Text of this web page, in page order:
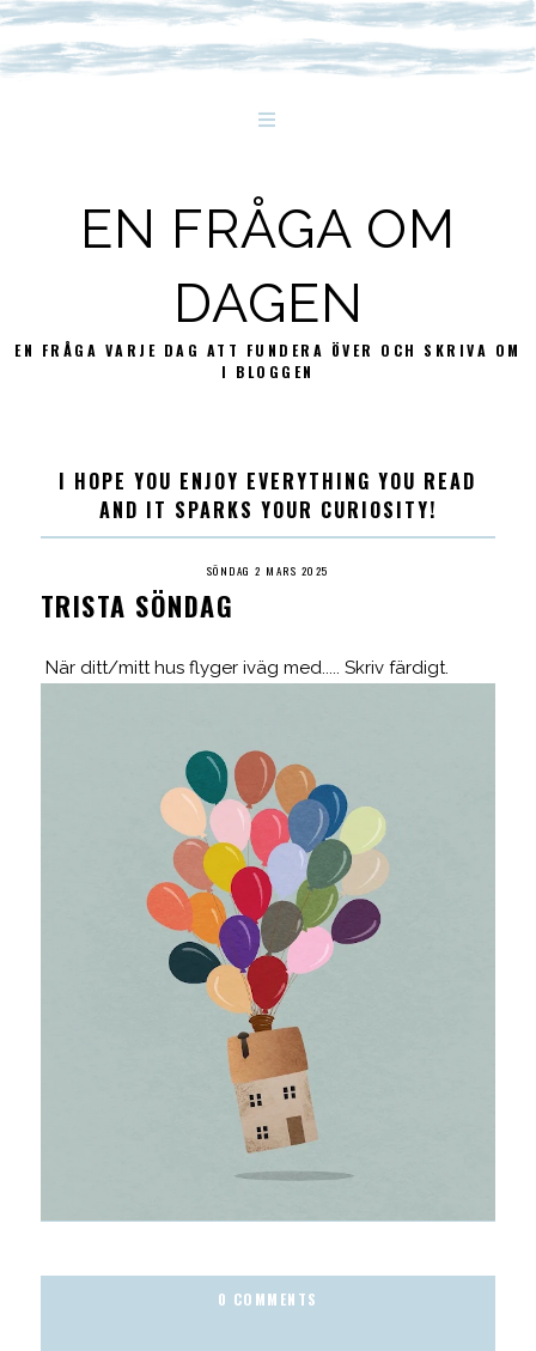
EN FRÅGA OM
DAGEN
EN FRÅGA VARJE DAG ATT FUNDERA ÖVER OCH SKRIVA OM
I BLOGGEN
I HOPE YOU ENJOY EVERYTHING YOU READ
AND IT SPARKS YOUR CURIOSITY!
SÖNDAG 2 MARS 2025
TRISTA SÖNDAG
När ditt/mitt hus flyger iväg med..... Skriv färdigt.
0 COMMENTS